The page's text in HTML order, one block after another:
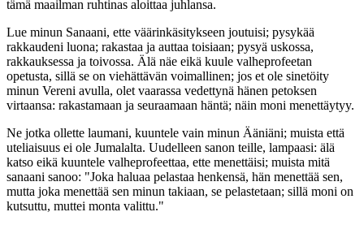
tämä maailman ruhtinas aloittaa juhlansa.
Lue minun Sanaani, ette väärinkäsitykseen joutuisi; pysykää
rakkaudeni luona; rakastaa ja auttaa toisiaan; pysyä uskossa,
rakkauksessa ja toivossa. Älä näe eikä kuule valheprofeetan
opetusta, sillä se on viehättävän voimallinen; jos et ole sinetöity
minun Vereni avulla, olet vaarassa vedettynä hänen petoksen
virtaansa: rakastamaan ja seuraamaan häntä; näin moni menettäytyy.
Ne jotka ollette laumani, kuuntele vain minun Ääniäni; muista että
uteliaisuus ei ole Jumalalta. Uudelleen sanon teille, lampaasi: älä
katso eikä kuuntele valheprofeettaa, ette menettäisi; muista mitä
sanaani sanoo: "Joka haluaa pelastaa henkensä, hän menettää sen,
mutta joka menettää sen minun takiaan, se pelastetaan; sillä moni on
kutsuttu, muttei monta valittu."